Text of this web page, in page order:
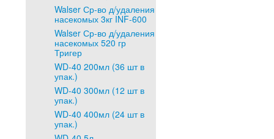
Walser Ср-во д/удаления
насекомых 3кг INF-600
Walser Ср-во д/удаления
насекомых 520 гр
Тригер
WD-40 200мл (36 шт в
упак.)
WD-40 300мл (12 шт в
упак.)
WD-40 400мл (24 шт в
упак.)